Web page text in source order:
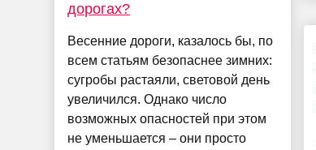
дорогах?
Весенние дороги, казалось бы, по
всем статьям безопаснее зимних:
сугробы растаяли, световой день
увеличился. Однако число
возможных опасностей при этом
не уменьшается – они просто